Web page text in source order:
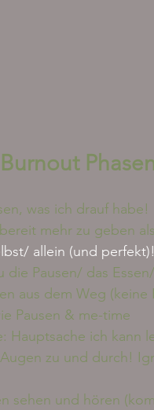
was ich drauf habe!
mehr zu geben
allein (und
die Pausen/ das
aus dem Weg
Pausen & me-time
Hauptsache ich kann
zu und durch!
sehen und hören